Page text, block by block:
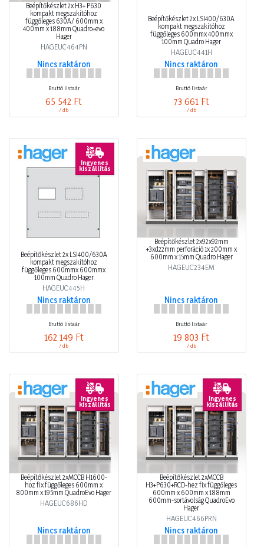
Beépítőkészlet 2x H3+ P630
kompakt megszakítóhoz
függőleges 630A/ 600mm x
400mm x 188mm Quadro+evo
Hager
HAGEUC464PN
Nincs raktáron
Bruttó listaár
65 542 Ft
/ db
Beépítőkészlet 2x LSI400/630A
kompakt megszakítóhoz
függőleges 600mmx 400mmx
100mm Quadro Hager
HAGEUC441H
Nincs raktáron
Bruttó listaár
73 661 Ft
/ db
Ingyenes
kiszállítás
Beépítőkészlet 2x LSI400/630A
kompakt megszakítóhoz
függőleges 600mmx 600mmx
100mm Quadro Hager
HAGEUC445H
Nincs raktáron
Bruttó listaár
162 149 Ft
/ db
Beépítőkészlet 2x92x92mm
+3xd22mm perforáció 1x 200mm x
600mm x 15mm Quadro Hager
HAGEUC234EM
Nincs raktáron
Bruttó listaár
19 803 Ft
/ db
Ingyenes
kiszállítás
Beépítőkészlet 2xMCCB H1600-
hoz fix függőleges 600mm x
800mm x 195mm QuadroEvo Hager
HAGEUC686HD
Nincs raktáron
Ingyenes
kiszállítás
Beépítőkészlet 2xMCCB
H3+P630+RCD-hez fix függőleges
600mm x 600mm x 188mm
600mm-sortávolság QuadroEvo
Hager
HAGEUC466PRN
Nincs raktáron